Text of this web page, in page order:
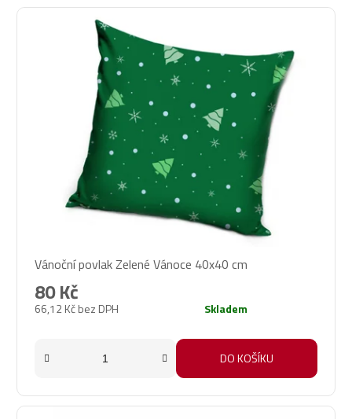
Vánoční povlak Zelené Vánoce 40x40 cm
66,12 Kč bez DPH
80 Kč
Skladem
DO KOŠÍKU